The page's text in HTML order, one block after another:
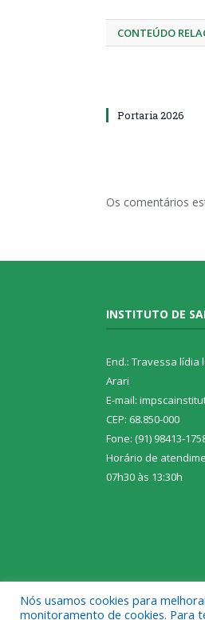
CONTEÚDO
Portaria 2026
Os comentários
INSTITUTO DE
End.: Travessa lídia
Arari
E-mail:
CEP: 68.850-000
Fone: (91) 98413-
Horário de
07h30 às 13:30h
Todos os direitos
Nós usamos cookies para
monitoramento de cookies. Para